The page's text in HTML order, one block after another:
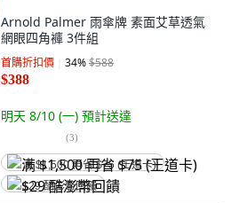
Arnold Palmer 雨傘牌 素面艾草透氣
網眼四角褲 3件組
首購折扣價 34%$588
$388
明天 8/10 (一) 預計送達
(3)
满 $1,500 再省 $75 (王道卡)
$29 酷澎幣回饋